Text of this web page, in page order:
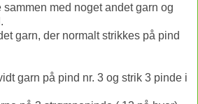
med noget andet garn og
garn, der normalt strikkes på pind
garn på pind nr. 3 og strik 3 pinde i